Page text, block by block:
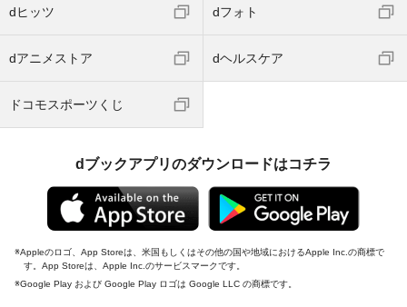
dヒッツ dフォト
dアニメストア dヘルスケア
ドコモスポーツくじ
dブックアプリのダウンロードはコチラ
Appleのロゴ、App Storeは、米国もしくはその他の国や地域におけるApple Inc.の商標で
す。App Storeは、Apple Inc.のサービスマークです。
Google Play および Google Play ロゴは Google LLC の商標です。